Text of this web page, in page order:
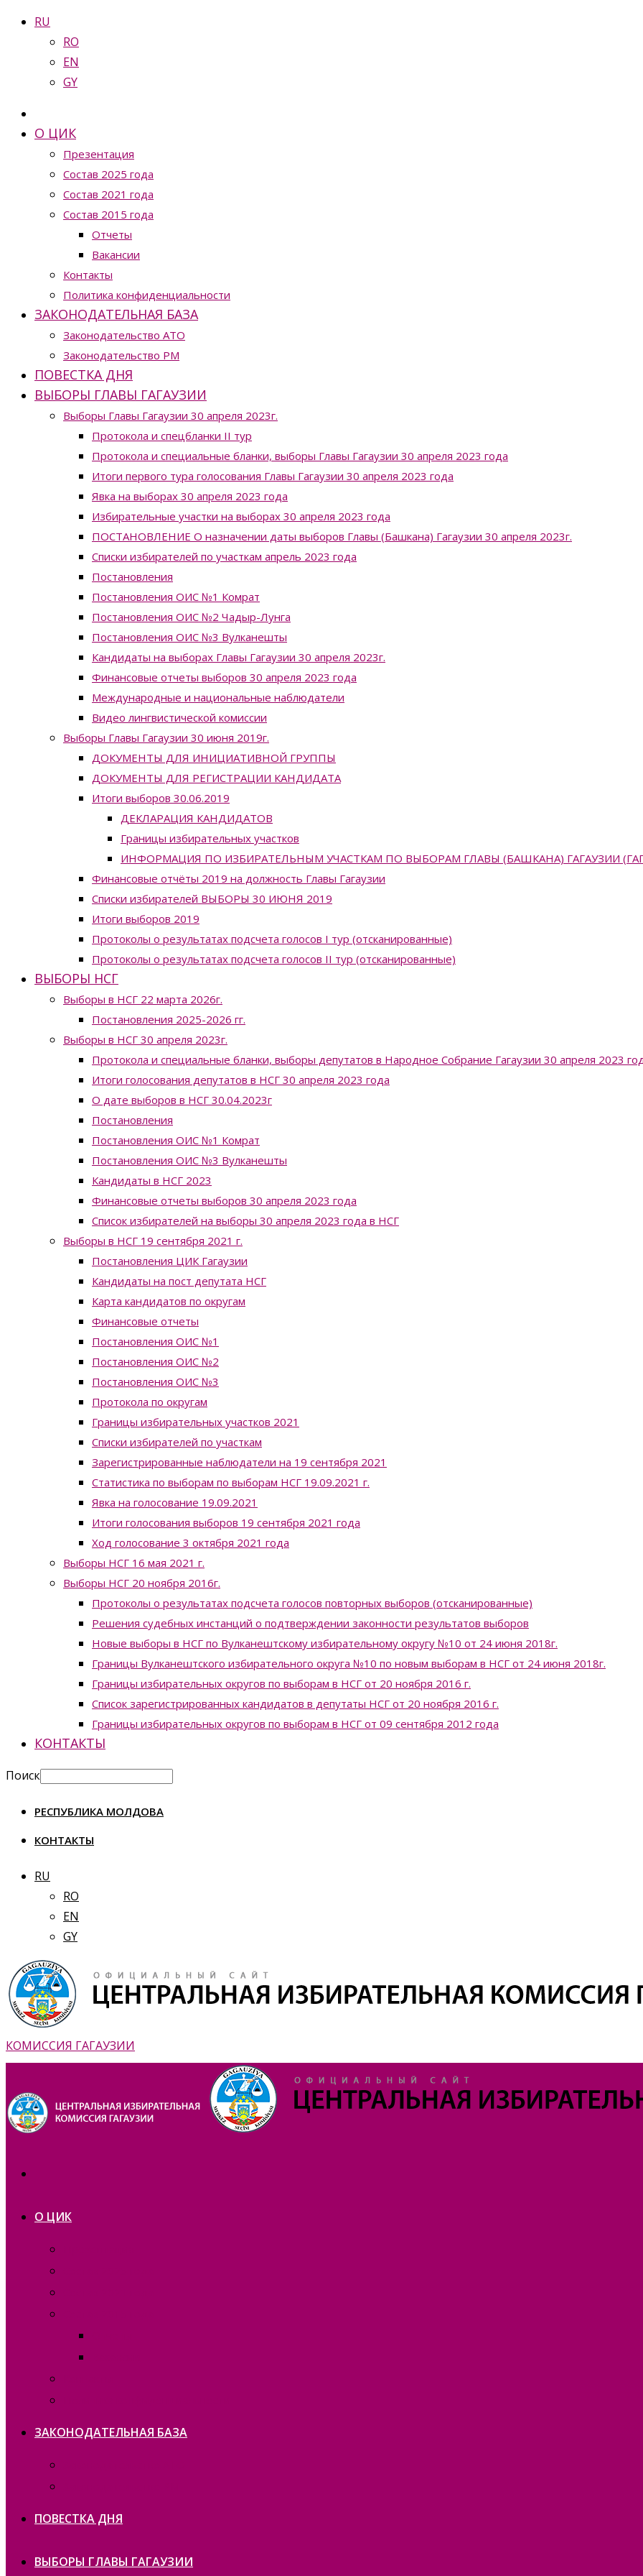
RU
RO
EN
GY
О ЦИК
Презентация
Состав 2025 года
Состав 2021 года
Состав 2015 года
Отчеты
Вакансии
Контакты
Политика конфиденциальности
ЗАКОНОДАТЕЛЬНАЯ БАЗА
Законодательство ATO
Законодательство РМ
ПОВЕСТКА ДНЯ
ВЫБОРЫ ГЛАВЫ ГАГАУЗИИ
Выборы Главы Гагаузии 30 апреля 2023г.
Протокола и спецбланки II тур
Протокола и специальные бланки, выборы Главы Гагаузии 30 апреля 2023 года
Итоги первого тура голосования Главы Гагаузии 30 апреля 2023 года
Явка на выборах 30 апреля 2023 года
Избирательные участки на выборах 30 апреля 2023 года
ПОСТАНОВЛЕНИЕ О назначении даты выборов Главы (Башкана) Гагаузии 30 апреля 2023г.
Списки избирателей по участкам апрель 2023 года
Постановления
Постановления ОИС №1 Комрат
Постановления ОИС №2 Чадыр-Лунга
Постановления ОИС №3 Вулканешты
Кандидаты на выборах Главы Гагаузии 30 апреля 2023г.
Финансовые отчеты выборов 30 апреля 2023 года
Международные и национальные наблюдатели
Видео лингвистической комиссии
Выборы Главы Гагаузии 30 июня 2019г.
ДОКУМЕНТЫ ДЛЯ ИНИЦИАТИВНОЙ ГРУППЫ
ДОКУМЕНТЫ ДЛЯ РЕГИСТРАЦИИ КАНДИДАТА
Итоги выборов 30.06.2019
ДЕКЛАРАЦИЯ КАНДИДАТОВ
Границы избирательных участков
ИНФОРМАЦИЯ ПО ИЗБИРАТЕЛЬНЫМ УЧАСТКАМ ПО ВЫБОРАМ ГЛАВЫ (БАШКАНА) ГАГАУЗИИ
Финансовые отчёты 2019 на должность Главы Гагаузии
Списки избирателей ВЫБОРЫ 30 ИЮНЯ 2019
Итоги выборов 2019
Протоколы о результатах подсчета голосов I тур (отсканированные)
Протоколы о результатах подсчета голосов II тур (отсканированные)
ВЫБОРЫ НСГ
Выборы в НСГ 22 марта 2026г.
Постановления 2025-2026 гг.
Выборы в НСГ 30 апреля 2023г.
Протокола и специальные бланки, выборы депутатов в Народное Собрание Гагаузии 30 апреля 2023
Итоги голосования депутатов в НСГ 30 апреля 2023 года
О дате выборов в НСГ 30.04.2023г
Постановления
Постановления ОИС №1 Комрат
Постановления ОИС №3 Вулканешты
Кандидаты в НСГ 2023
Финансовые отчеты выборов 30 апреля 2023 года
Список избирателей на выборы 30 апреля 2023 года в НСГ
Выборы в НСГ 19 сентября 2021 г.
Постановления ЦИК Гагаузии
Кандидаты на пост депутата НСГ
Карта кандидатов по округам
Финансовые отчеты
Постановления ОИС №1
Постановления ОИС №2
Постановления ОИС №3
Протокола по округам
Границы избирательных участков 2021
Списки избирателей по участкам
Зарегистрированные наблюдатели на 19 сентября 2021
Статистика по выборам по выборам НСГ 19.09.2021 г.
Явка на голосование 19.09.2021
Итоги голосования выборов 19 сентября 2021 года
Ход голосование 3 октября 2021 года
Выборы НСГ 16 мая 2021 г.
Выборы НСГ 20 ноября 2016г.
Протоколы о результатах подсчета голосов повторных выборов (отсканированные)
Решения судебных инстанций о подтверждении законности результатов выборов
Новые выборы в НСГ по Вулканештскому избирательному округу №10 от 24 июня 2018г.
Границы Вулканештского избирательного округа №10 по новым выборам в НСГ от 24 июня 2018г.
Границы избирательных округов по выборам в НСГ от 20 ноября 2016 г.
Список зарегистрированных кандидатов в депутаты НСГ от 20 ноября 2016 г.
Границы избирательных округов по выборам в НСГ от 09 сентября 2012 года
КОНТАКТЫ
Поиск
РЕСПУБЛИКА МОЛДОВА
КОНТАКТЫ
RU
RO
EN
GY
КОМИССИЯ ГАГАУЗИИ
О ЦИК
ЗАКОНОДАТЕЛЬНАЯ БАЗА
ПОВЕСТКА ДНЯ
ВЫБОРЫ ГЛАВЫ ГАГАУЗИИ